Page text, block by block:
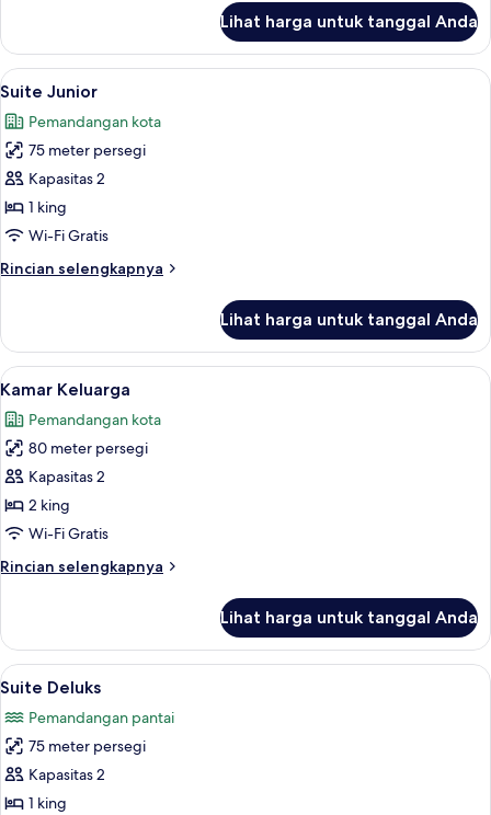
laut
(Executive
Deluxe)
Kamar
Eksekutif,
2
Tidur
Twin,
laut
(Executive
Deluxe)
Lihat harga untuk tanggal Anda
Lihat
semua
foto
untuk
Suite
Junior
Suite Junior | Selimut bulu angsa,
6
Suite Junior
Pemandangan kota
75 meter persegi
Kapasitas 2
1 king
Wi-Fi Gratis
Rincian selengkapnya
Rincian
Suite
Junior
Lihat harga untuk tanggal Anda
Lihat
semua
foto
untuk
Kamar
Keluarga
Kamar Keluarga | Selimut bulu
7
Kamar Keluarga
Pemandangan kota
80 meter persegi
Kapasitas 2
2 king
Wi-Fi Gratis
Rincian selengkapnya
Rincian
Kamar
Keluarga
Lihat harga untuk tanggal Anda
Lihat
semua
foto
untuk
Suite
Deluks
Selimut bulu angsa, bantalan ekstra
9
Suite Deluks
Pemandangan pantai
75 meter persegi
Kapasitas 2
1 king